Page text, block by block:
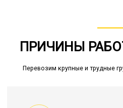
ПРИЧИНЫ
Перевозим крупные и трудные